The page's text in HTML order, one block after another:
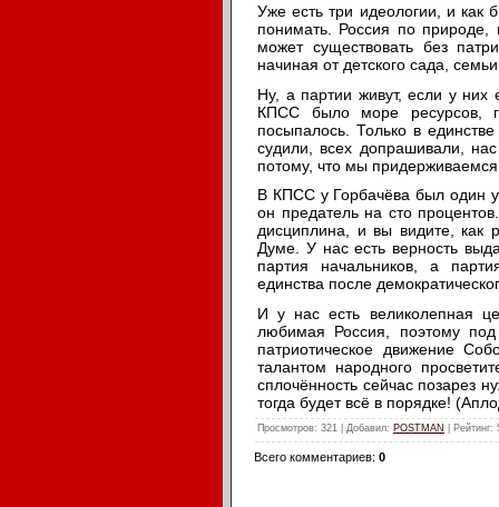
Уже есть три идеологии, и как
понимать. Россия по природе,
может существовать без
начиная от детского сада,
Ну, а партии живут, если у них
КПСС было море ресурсов,
посыпалось. Только в
судили, всех допрашивали,
потому, что мы
В КПСС у Горбачёва был один
он предатель на сто
дисциплина, и вы видите, как
Думе. У нас есть верность
партия начальников, а
единства после
И у нас есть великолепная
любимая Россия, поэтому
патриотическое движение
талантом народного
сплочённость сейчас позарез
тогда будет всё в порядке!
Просмотров: 321 | Добавил: POSTMAN Рейтинг:
Всего комментариев: 0